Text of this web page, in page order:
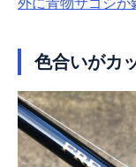
色合いがカ